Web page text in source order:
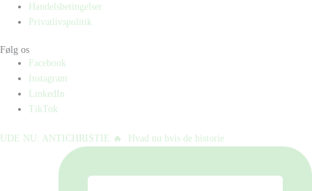
Handelsbetingelser
Privatlivspolitik
Følg os
Facebook
Instagram
LinkedIn
TikTok
UDE NU: ANTICHRISTIE 🔥⁠ ⁠ Hvad nu hvis de historie